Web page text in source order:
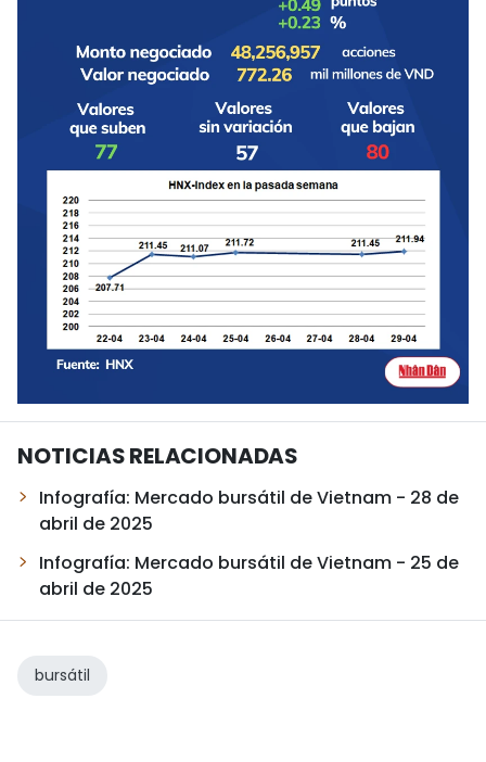
NOTICIAS RELACIONADAS
Infografía: Mercado bursátil de Vietnam - 28 de
abril de 2025
Infografía: Mercado bursátil de Vietnam - 25 de
abril de 2025
bursátil